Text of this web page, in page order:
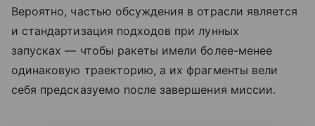
Вероятно, частью обсуждения в отрасли является
и стандартизация подходов при лунных
запусках — чтобы ракеты имели более-менее
одинаковую траекторию, а их фрагменты вели
себя предсказуемо после завершения миссии.